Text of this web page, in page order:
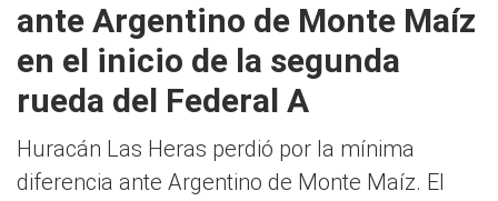
ante Argentino de Monte Maíz
en el inicio de la segunda
rueda del Federal A
Huracán Las Heras perdió por la mínima
diferencia ante Argentino de Monte Maíz. El